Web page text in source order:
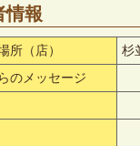
情報
所（店）
杉
のメッセージ